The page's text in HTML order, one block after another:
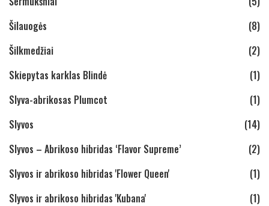
Šilauogės
(8)
Šilkmedžiai
(2)
Skiepytas karklas Blindė
(1)
Slyva-abrikosas Plumcot
(1)
Slyvos
(14)
Slyvos – Abrikoso hibridas ‘Flavor Supreme’
(2)
Slyvos ir abrikoso hibridas 'Flower Queen'
(1)
Slyvos ir abrikoso hibridas 'Kubana'
(1)